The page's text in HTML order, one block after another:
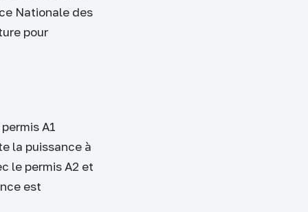
Nationale des
pour
A1
la puissance à
le permis A2 et
est